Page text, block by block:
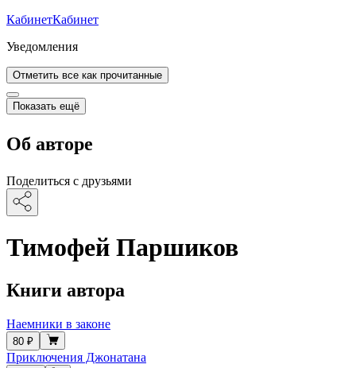
КабинетКабинет
Уведомления
Отметить все как прочитанные
Показать ещё
Об авторе
Поделиться с друзьями
Тимофей Паршиков
Книги автора
Наемники в законе
80 ₽
Приключения Джонатана